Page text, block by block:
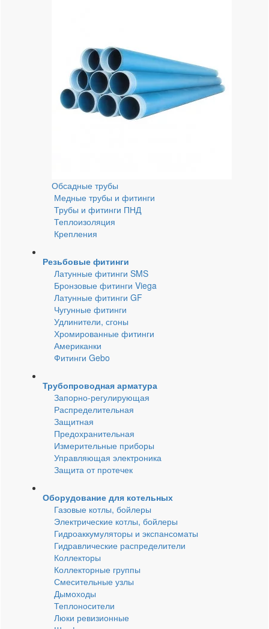
Обсадные трубы
Медные трубы и фитинги
Трубы и фитинги ПНД
Теплоизоляция
Крепления
Резьбовые фитинги
Латунные фитинги SMS
Бронзовые фитинги Viega
Латунные фитинги GF
Чугунные фитинги
Удлинители, сгоны
Хромированные фитинги
Американки
Фитинги Gebo
Трубопроводная арматура
Запорно-регулирующая
Распределительная
Защитная
Предохранительная
Измерительные приборы
Управляющая электроника
Защита от протечек
Оборудование для котельных
Газовые котлы, бойлеры
Электрические котлы, бойлеры
Гидроаккумуляторы и экспансоматы
Гидравлические распределители
Коллекторы
Коллекторные группы
Смесительные узлы
Дымоходы
Теплоносители
Люки ревизионные